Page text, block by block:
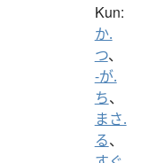
Kun:
か.
つ、
-が.
ち、
まさ.
る、